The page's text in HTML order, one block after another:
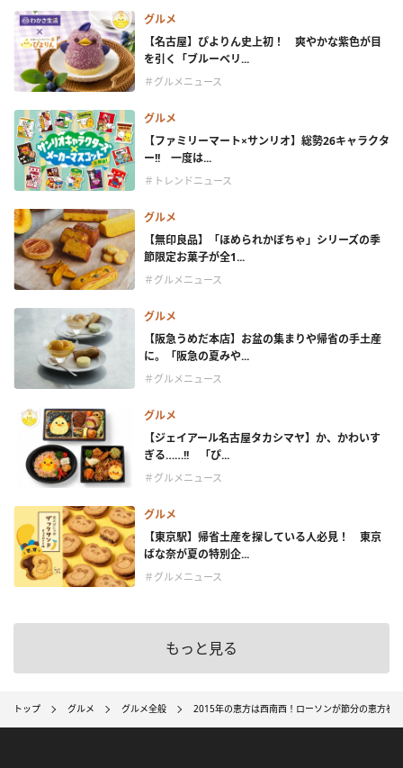
グルメ
【名古屋】ぴよりん史上初！ 爽やかな紫色が目
を引く「ブルーベリ...
＃グルメニュース
グルメ
【ファミリーマート×サンリオ】総勢26キャラクタ
ー!! 一度は...
＃トレンドニュース
グルメ
【無印良品】「ほめられかぼちゃ」シリーズの季
節限定お菓子が全1...
＃グルメニュース
グルメ
【阪急うめだ本店】お盆の集まりや帰省の手土産
に。「阪急の夏みや...
＃グルメニュース
グルメ
【ジェイアール名古屋タカシマヤ】か、かわいす
ぎる……!! 「ぴ...
＃グルメニュース
グルメ
【東京駅】帰省土産を探している人必見！ 東京
ばな奈が夏の特別企...
＃グルメニュース
もっと見る
トップ グルメ グルメ全般 2015年の恵方は西南西！ローソンが節分の恵方巻